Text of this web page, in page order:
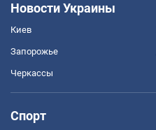
Новости Украины
Киев
Запорожье
Черкассы
Спорт